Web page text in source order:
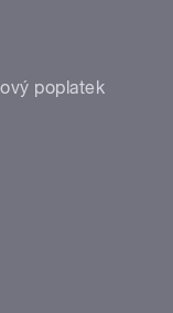
poplatek